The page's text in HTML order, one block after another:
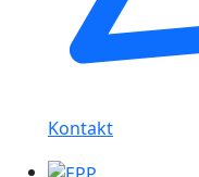
Kontakt